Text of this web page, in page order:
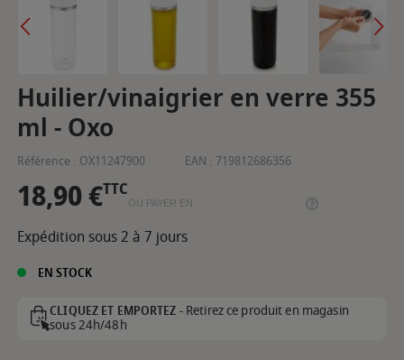
Huilier/vinaigrier en verre 355
ml - Oxo
Référence : OX11247900 EAN : 719812686356
18,90 €TTC
OU PAYER EN
Expédition sous 2 à 7 jours
EN STOCK
CLIQUEZ ET EMPORTEZ -Retirez ce produit en magasin
sous 24h/48h